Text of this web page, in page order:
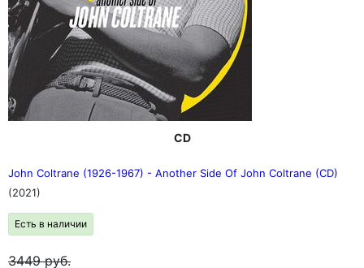
CD
John Coltrane (1926-1967) - Another Side Of John Coltrane (CD)
(2021)
Есть в наличии
3449руб.